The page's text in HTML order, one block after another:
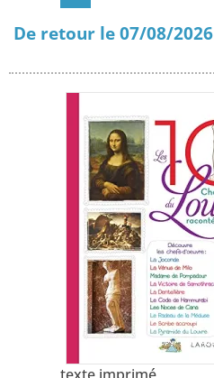
De retour le 07/08/2026